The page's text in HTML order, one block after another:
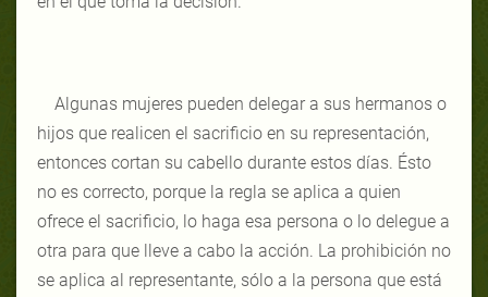
Algunas mujeres pueden delegar a sus hermanos o
hijos que realicen el sacrificio en su representación,
entonces cortan su cabello durante estos días. Ésto
no es correcto, porque la regla se aplica a quien
ofrece el sacrificio, lo haga esa persona o lo delegue a
otra para que lleve a cabo la acción. La prohibición no
se aplica al representante, sólo a la persona que está